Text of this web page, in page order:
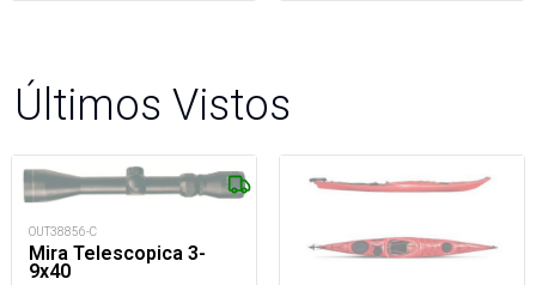
Últimos Vistos
OUT38856-C
Mira Telescopica 3-
9x40